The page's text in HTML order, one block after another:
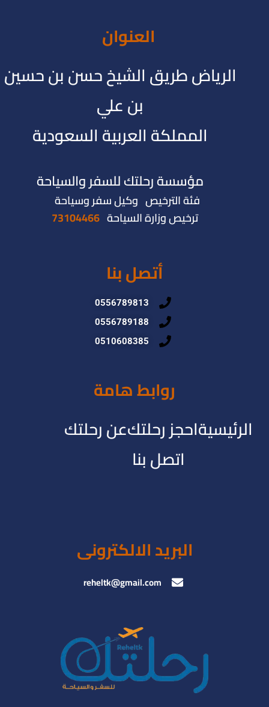
العنوان
الرياض طريق الشيخ حسن بن حسين
بن علي
المملكة العربية السعودية
مؤسسة رحلتك للسفر والسياحة
فئة الترخيص وكيل سفر وسياحة
ترخيص وزارة السياحة 73104466
أتصل بنا
0556789813
0556789188
0510608385
روابط هامة
الرئيسيةاحجز رحلتكعن رحلتك
اتصل بنا
البريد الالكترونى
reheltk@gmail.com